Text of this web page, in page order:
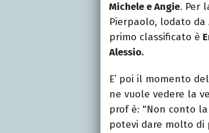
Michele e Angie. Per
Pierpaolo, lodato
primo classificato è
Alessio.
E’ poi il momento del
ne vuole vedere la
prof è: "Non conto
potevi dare molto di